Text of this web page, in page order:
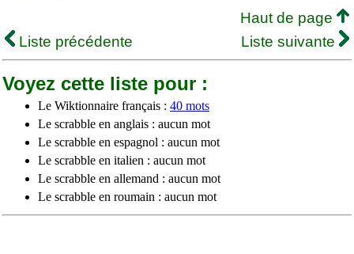
Haut de page
Liste précédente
Liste suivante
Voyez cette liste pour :
Le Wiktionnaire français : 40 mots
Le scrabble en anglais : aucun mot
Le scrabble en espagnol : aucun mot
Le scrabble en italien : aucun mot
Le scrabble en allemand : aucun mot
Le scrabble en roumain : aucun mot